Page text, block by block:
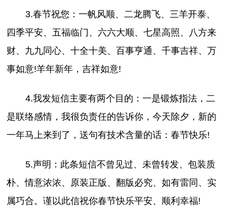
3.春节祝您：一帆风顺、二龙腾飞、三羊开泰、
四季平安、五福临门、六六大顺、七星高照、八方来
财、九九同心、十全十美、百事亨通、千事吉祥、万
事如意!羊年新年，吉祥如意!
4.我发短信主要有两个目的：一是锻炼指法，二
是联络感情，我很负责任的告诉你，今天除夕，新的
一年马上来到了，送句有技术含量的话：春节快乐!
5.声明：此条短信不曾见过、未曾转发、包装质
朴、情意浓浓、原装正版、翻版必究、如有雷同、实
属巧合。谨以此信祝你春节快乐平安、顺利幸福!